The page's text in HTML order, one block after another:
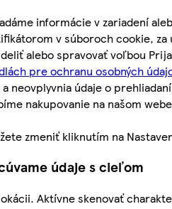
informácie v zariadení
v súboroch cookie,
alebo spravovať voľbou
pre ochranu osobných
neovplyvnia údaje o
nakupovanie na našom
zmeniť kliknutím na
údaje s cieľom
Aktívne skenovať